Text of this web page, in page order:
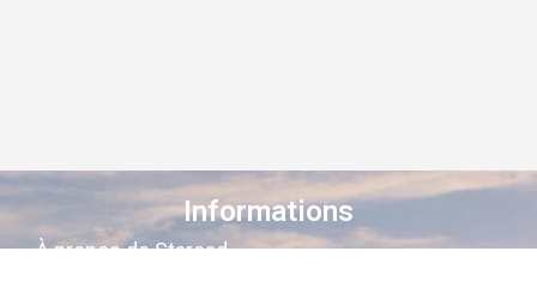
Informations
À propos de Staroad